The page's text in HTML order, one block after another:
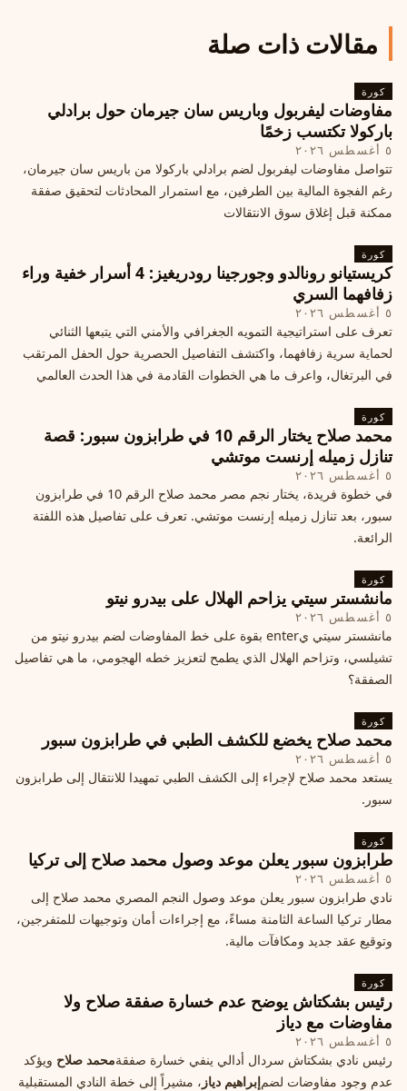
مقالات ذات صلة
كورة
مفاوضات ليفربول وباريس سان جيرمان حول برادلي
باركولا تكتسب زخمًا
٥ أغسطس ٢٠٢٦
تتواصل مفاوضات ليفربول لضم برادلي باركولا من باريس سان جيرمان،
رغم الفجوة المالية بين الطرفين، مع استمرار المحادثات لتحقيق صفقة
ممكنة قبل إغلاق سوق الانتقالات
كورة
كريستيانو رونالدو وجورجينا رودريغيز: 4 أسرار خفية وراء
زفافهما السري
٥ أغسطس ٢٠٢٦
تعرف على استراتيجية التمويه الجغرافي والأمني التي يتبعها الثنائي
لحماية سرية زفافهما، واكتشف التفاصيل الحصرية حول الحفل المرتقب
في البرتغال، واعرف ما هي الخطوات القادمة في هذا الحدث العالمي
كورة
محمد صلاح يختار الرقم 10 في طرابزون سبور: قصة
تنازل زميله إرنست موتشي
٥ أغسطس ٢٠٢٦
في خطوة فريدة، يختار نجم مصر محمد صلاح الرقم 10 في طرابزون
سبور، بعد تنازل زميله إرنست موتشي. تعرف على تفاصيل هذه اللفتة
الرائعة.
كورة
مانشستر سيتي يزاحم الهلال على بيدرو نيتو
٥ أغسطس ٢٠٢٦
مانشستر سيتي يenter بقوة على خط المفاوضات لضم بيدرو نيتو من
تشيلسي، وتزاحم الهلال الذي يطمح لتعزيز خطه الهجومي، ما هي تفاصيل
الصفقة؟
كورة
محمد صلاح يخضع للكشف الطبي في طرابزون سبور
٥ أغسطس ٢٠٢٦
يستعد محمد صلاح لإجراء إلى الكشف الطبي تمهيدا للانتقال إلى طرابزون
سبور.
كورة
طرابزون سبور يعلن موعد وصول محمد صلاح إلى تركيا
٥ أغسطس ٢٠٢٦
نادي طرابزون سبور يعلن موعد وصول النجم المصري محمد صلاح إلى
مطار تركيا الساعة الثامنة مساءً، مع إجراءات أمان وتوجيهات للمتفرجين،
وتوقيع عقد جديد ومكافآت مالية.
كورة
رئيس بشكتاش يوضح عدم خسارة صفقة صلاح ولا
مفاوضات مع دياز
٥ أغسطس ٢٠٢٦
رئيس نادي بشكتاش سردال أدالي ينفي خسارة صفقةمحمد صلاح ويؤكد
عدم وجود مفاوضات لضمإبراهيم دياز ، مشيراً إلى خطة النادي المستقبلية